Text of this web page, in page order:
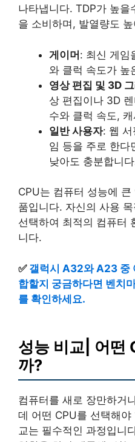
나타냅니다. TDP가 높을
을 소비하며, 발열량도
게이머: 최신 게임
와 클럭 속도가 높
영상 편집 및 3D
상 편집이나 3D
수와 클럭 속도,
일반 사용자: 웹 서
임 등을 주로 한다
낮아도 충분합니
CPU는 컴퓨터 성능에
품입니다. 자신의 사용
선택하여 최적의 컴퓨터
니다.
✅ 갤럭시 A32와 A23 중
합할지 궁금하다면 벤치
를 확인하세요.
성능 비교| 어떤
까?
컴퓨터를 새로 장만하거
데 어떤 CPU를 선택해
교는 필수적인 과정입니